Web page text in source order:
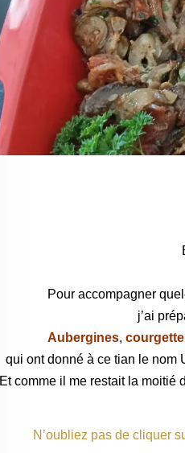
Pour accompagner
j’ai
Aubergines,
qui ont donné à ce tian le nom
Et comme il me restait la moitié
N’oubliez pas de cliquer